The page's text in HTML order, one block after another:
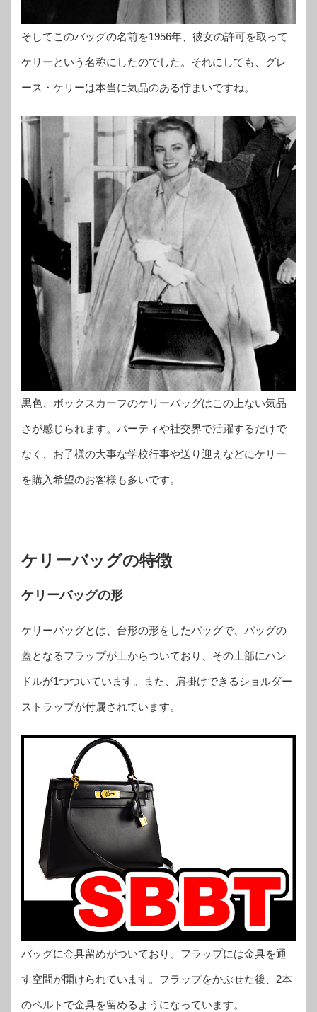
そしてこのバッグの名前を1956年、彼女の許可を取って
ケリーという名称にしたのでした。それにしても、グレ
ース・ケリーは本当に気品のある佇まいですね。
黒色、ボックスカーフのケリーバッグはこの上ない気品
さが感じられます。パーティや社交界で活躍するだけで
なく、お子様の大事な学校行事や送り迎えなどにケリー
を購入希望のお客様も多いです。
ケリーバッグの特徴
ケリーバッグの形
ケリーバッグとは、台形の形をしたバッグで、バッグの
蓋となるフラップが上からついており、その上部にハン
ドルが1つついています。また、肩掛けできるショルダー
ストラップが付属されています。
バッグに金具留めがついており、フラップには金具を通
す空間が開けられています。フラップをかぶせた後、2本
のベルトで金具を留めるようになっています。